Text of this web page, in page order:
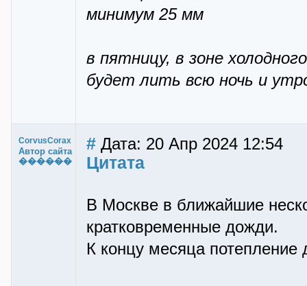
минимум 25 мм
в пятницу, в зоне
будет лить всю ночь и
CorvusCorax
Автор сайта
������
# Дата: 20 Апр 2024 12:54
Цитата
В Москве в ближайшие
кратковременные дожди.
К концу месяца потепление